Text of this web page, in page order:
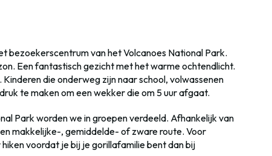
bezoekerscentrum van het Volcanoes National Park.
Een fantastisch gezicht met het warme ochtendlicht.
die onderweg zijn naar school, volwassenen
te maken om een wekker die om 5 uur afgaat.
Park worden we in groepen verdeeld. Afhankelijk van
makkelijke-, gemiddelde- of zware route. Voor
voordat je bij je gorillafamilie bent dan bij